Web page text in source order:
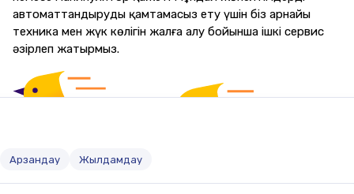
автоматтандыруды қамтамасыз ету үшін біз арнайы
техника мен жүк көлігін жалға алу бойынша ішкі сервис
әзірлеп жатырмыз.
Арзандау Жылдамдау